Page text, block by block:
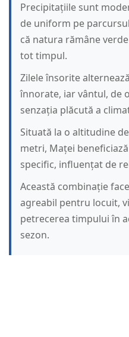
Precipitațiile sunt
de uniform pe
că natura rămâne
tot timpul.
Zilele însorite
înnorate, iar vântul, de
senzația plăcută a
Situată la o altitudine
metri, Maței
specific, influențat de
Această combinație
agreabil pentru locuit,
petrecerea timpului în
sezon.